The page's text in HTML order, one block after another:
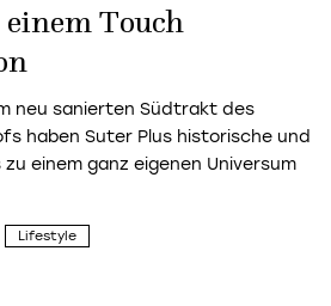
Touch
neu ­sanierten Südtrakt des
haben Suter Plus ­historische und
einem ganz eigenen Universum
Lifestyle